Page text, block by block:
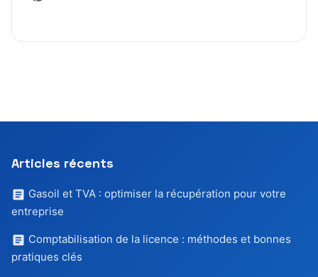
Articles récents
Gasoil et TVA : optimiser la récupération pour votre
entreprise
Comptabilisation de la licence : méthodes et bonnes
pratiques clés